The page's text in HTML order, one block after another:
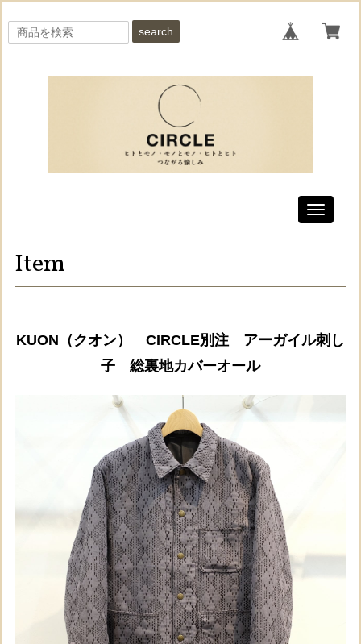
search
Toggle
Item
KUON（クオン） CIRCLE別注 アーガイル刺し
子 総裏地カバーオール